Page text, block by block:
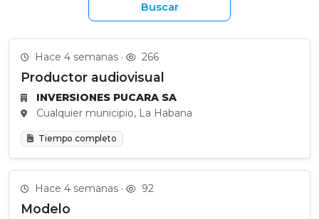
Buscar
Hace 4 semanas · 266
Productor audiovisual
INVERSIONES PUCARA SA
Cualquier municipio, La Habana
Tiempo completo
Hace 4 semanas · 92
Modelo